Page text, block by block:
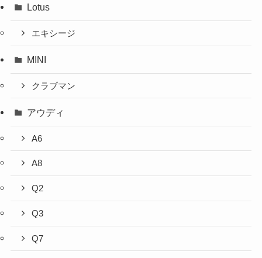
Lotus
エキシージ
MINI
クラブマン
アウディ
A6
A8
Q2
Q3
Q7